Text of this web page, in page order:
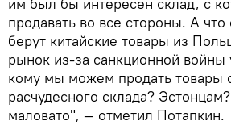
продавать во все стороны. А
берут китайские товары из
рынок из-за санкционной войны
кому мы можем продать товары
расчудесного склада?
маловато", — отметил Потапкин.